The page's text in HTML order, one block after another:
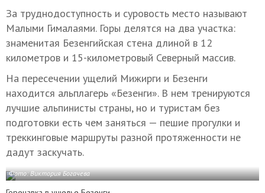
За труднодоступность и суровость место называют
Малыми Гималаями. Горы делятся на два участка:
знаменитая Безенгийская стена длиной в 12
километров и 15-километровый Северный массив.
На пересечении ущелий Мижирги и Безенги
находится альплагерь «Безенги». В нем тренируются
лучшие альпинисты страны, но и туристам без
подготовки есть чем заняться — пешие прогулки и
треккинговые маршруты разной протяженности не
дадут заскучать.
Фото: Виктория Богачева